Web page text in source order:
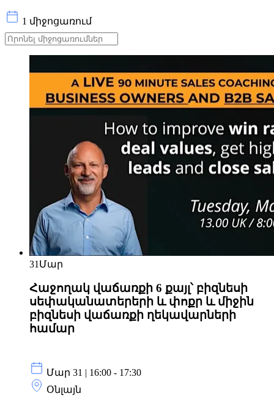
1 միջոցառում
31 Մար
Հաջողակ վաճառքի 6 քայլ՝ բիզնեսի
սեփականատերերի և փոքր և միջին
բիզնեսի վաճառքի ղեկավարների
համար
Մար 31 | 16:00 - 17:30
Օնլայն